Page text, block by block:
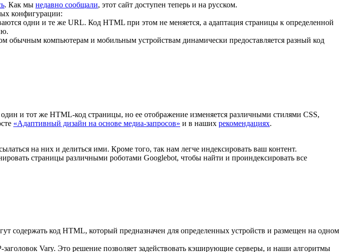
. Как мы недавно сообщали, этот сайт доступен теперь и на русском.
конфигурации:
одни и те же URL. Код HTML при этом не меняется, а адаптация страницы к определенной
компьютерам и мобильным устройствам динамически предоставляется разный код
и тот же HTML-код страницы, но ее отображение изменяется различными стилями CSS,
«Адаптивный дизайн на основе медиа-запросов» и в наших рекомендациях.
на них и делиться ими. Кроме того, так нам легче индексировать ваш контент.
страницы различными роботами Googlebot, чтобы найти и проиндексировать все
содержать код HTML, который предназначен для определенных устройств и размещен на одном
Vary. Это решение позволяет задействовать кэширующие серверы, и наши алгоритмы